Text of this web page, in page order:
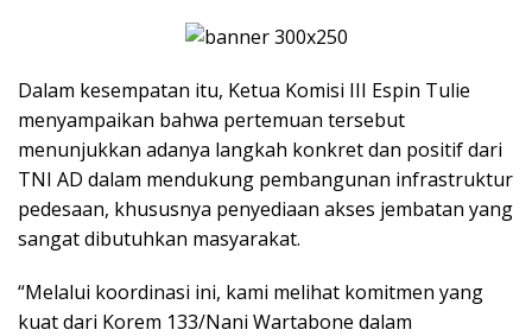
Dalam kesempatan itu, Ketua Komisi III Espin Tulie
menyampaikan bahwa pertemuan tersebut
menunjukkan adanya langkah konkret dan positif dari
TNI AD dalam mendukung pembangunan infrastruktur
pedesaan, khususnya penyediaan akses jembatan yang
sangat dibutuhkan masyarakat.
“Melalui koordinasi ini, kami melihat komitmen yang
kuat dari Korem 133/Nani Wartabone dalam